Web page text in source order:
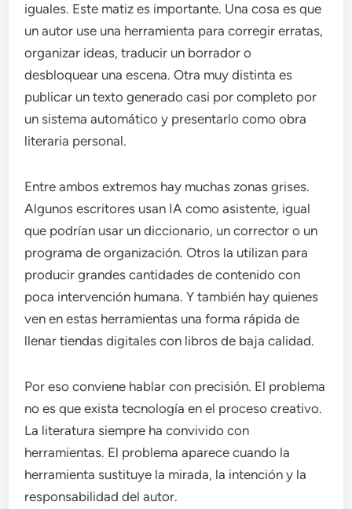
iguales. Este matiz es importante. Una cosa es que
un autor use una herramienta para corregir erratas,
organizar ideas, traducir un borrador o
desbloquear una escena. Otra muy distinta es
publicar un texto generado casi por completo por
un sistema automático y presentarlo como obra
literaria personal.
Entre ambos extremos hay muchas zonas grises.
Algunos escritores usan IA como asistente, igual
que podrían usar un diccionario, un corrector o un
programa de organización. Otros la utilizan para
producir grandes cantidades de contenido con
poca intervención humana. Y también hay quienes
ven en estas herramientas una forma rápida de
llenar tiendas digitales con libros de baja calidad.
Por eso conviene hablar con precisión. El problema
no es que exista tecnología en el proceso creativo.
La literatura siempre ha convivido con
herramientas. El problema aparece cuando la
herramienta sustituye la mirada, la intención y la
responsabilidad del autor.